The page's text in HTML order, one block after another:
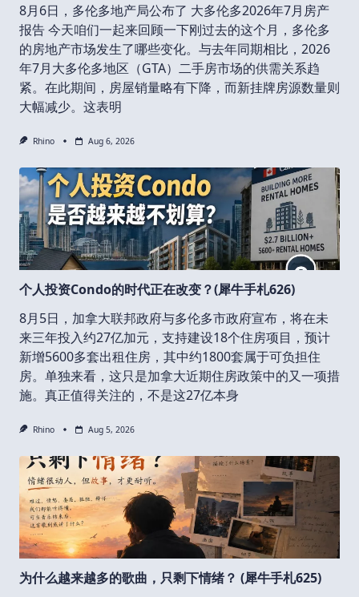
8月6日，多伦多地产局公布了 大多伦多2026年7月房产
报告 今天咱们一起来回顾一下刚过去的这个月，多伦多
的房地产市场发生了哪些变化。与去年同期相比，2026
年7月大多伦多地区（GTA）二手房市场的供需关系趋
紧。在此期间，房屋销量略有下降，而新挂牌房源数量则
大幅减少。这表明
Rhino Aug 6, 2026
个人投资Condo的时代正在改变？(犀牛手札626)
8月5日，加拿大联邦政府与多伦多市政府宣布，将在未
来三年投入约27亿加元，支持建设18个住房项目，预计
新增5600多套出租住房，其中约1800套属于可负担住
房。单独来看，这只是加拿大近期住房政策中的又一项措
施。真正值得关注的，不是这27亿本身
Rhino Aug 5, 2026
为什么越来越多的歌曲，只剩下情绪？ (犀牛手札625)